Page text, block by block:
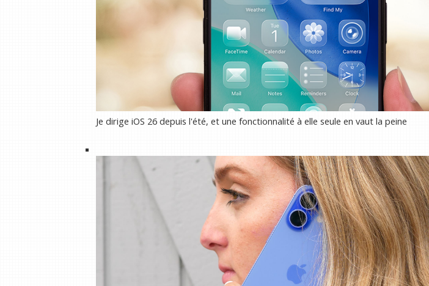
Je dirige iOS 26 depuis l'été, et une fonctionnalité à elle seule en vaut la peine